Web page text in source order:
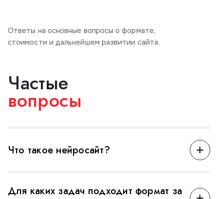
Ответы на основные вопросы о формате,
стоимости и дальнейшем развитии сайта.
Частые
вопросы
Что такое нейросайт?
за счёт ИИ-инструментов для структуры, текстов и
Для каких задач подходит формат за